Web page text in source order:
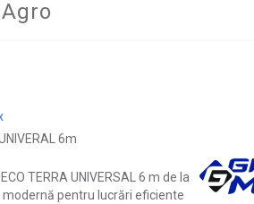
6m
TERRA UNIVERSAL 6 m de la
pentru lucrări eficiente